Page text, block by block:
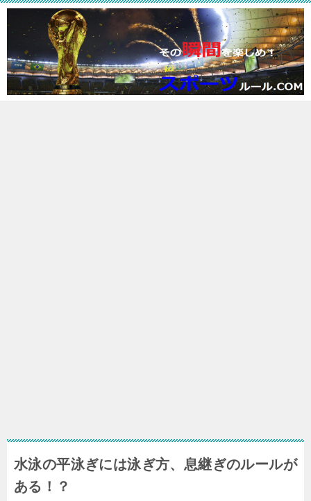
水泳の平泳ぎには泳ぎ方、息継ぎのルールが
ある！？